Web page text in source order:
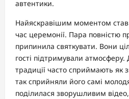
автентики.
Найяскравішим моментом
час церемонії. Пара повністю
припинила святкувати. Вони
гості підтримували
традиції часто сприймають як
так сприйняли його самі
поділилася зворушливим